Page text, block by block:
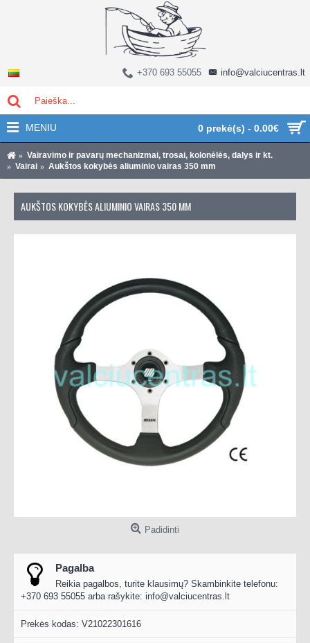
0 prekė(s) - 0.00€
+370 693 55055 info@valciucentras.lt
MENIU
Vairavimo ir pavarų mechanizmai, trosai, kolonėlės, dalys ir kt.
Vairai
Aukštos kokybės aliuminio vairas 350 mm
AUKŠTOS KOKYBĖS ALIUMINIO VAIRAS 350 MM
Padidinti
Pagalba
Reikia pagalbos, turite klausimų? Skambinkite telefonu:
+370 693 55055 arba rašykite: info@valciucentras.lt
Prekės kodas: V21022301616